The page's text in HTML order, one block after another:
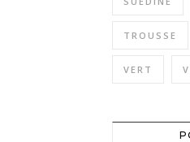
TROUSSE
VERT